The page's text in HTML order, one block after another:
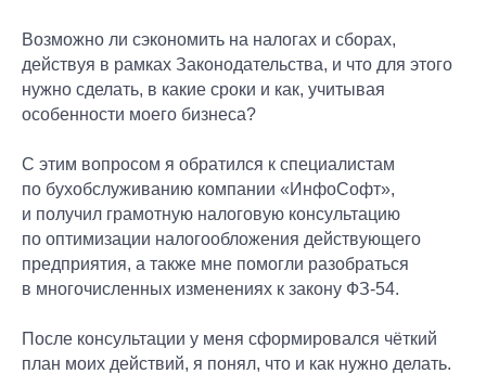
Возможно ли сэкономить на налогах и сборах,
действуя в рамках Законодательства, и что для этого
нужно сделать, в какие сроки и как, учитывая
особенности моего бизнеса?
С этим вопросом я обратился к специалистам
по бухобслуживанию компании «ИнфоСофт»,
и получил грамотную налоговую консультацию
по оптимизации налогообложения действующего
предприятия, а также мне помогли разобраться
в многочисленных изменениях к закону ФЗ-54.
После консультации у меня сформировался чёткий
план моих действий, я понял, что и как нужно делать.
Оставить заявку
Я соглашаюсь с
политикой
стии с условиями
обработки и
использования
персональных
данных
Я соглашаюсь с
политикой
конфиденциально
и с условиями
обработки и
использования
персональных
Я соглашаюсь с
политикой
конфиденциально
и с условиями
обработки и
использования
персональных